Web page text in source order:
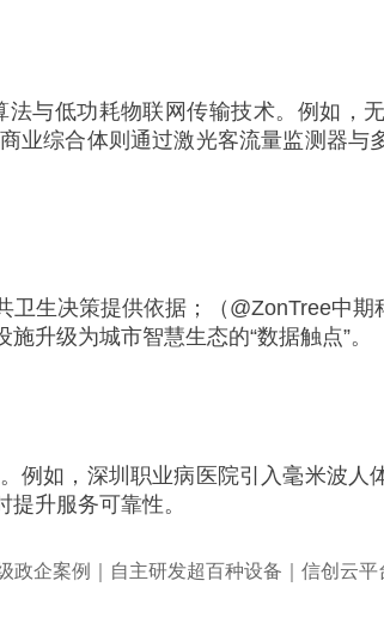
与低功耗物联网传输技术。例如，
综合体则通过激光客流量监测器与
生决策提供依据；（@ZonTree中
升级为城市智慧生态的“数据触点”。
如，深圳职业病医院引入毫米波人
升服务可靠性。